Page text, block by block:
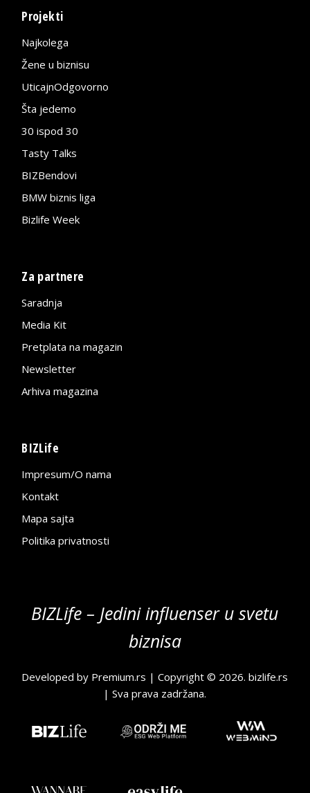
Projekti
Najkolega
Žene u biznisu
UticajnOdgovorno
Šta jedemo
30 ispod 30
Tasty Talks
BIZBendovi
BMW biznis liga
Bizlife Week
Za partnere
Saradnja
Media Kit
Pretplata na magazin
Newsletter
Arhiva magazina
BIZLife
Impresum/O nama
Kontakt
Mapa sajta
Politika privatnosti
BIZLife – Jedini influenser u svetu
biznisa
Developed by Premium.rs | Copyright © 2026.bizlife.rs
| Sva prava zadržana.